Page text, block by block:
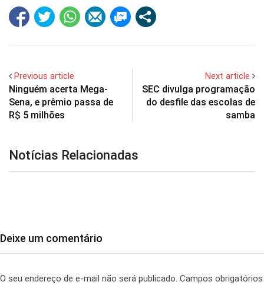
Previous article
Ninguém acerta Mega-
Sena, e prêmio passa de
R$ 5 milhões
Next article
SEC divulga programação
do desfile das escolas de
samba
Notícias Relacionadas
Deixe um comentário
O seu endereço de e-mail não será publicado. Campos obrigatórios